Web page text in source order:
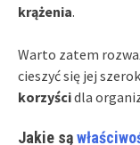
krążenia.
Warto zatem
cieszyć się jej
korzyścidla
Jakie są